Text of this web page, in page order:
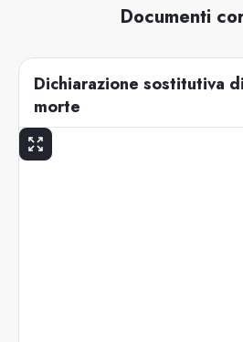
Documenti
Dichiarazione sostitutiva
morte